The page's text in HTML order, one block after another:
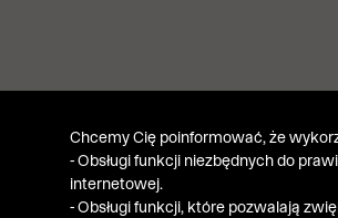
Chcemy Cię poinformować, że
- Obsługi funkcji niezbędnych do
internetowej.
- Obsługi funkcji, które pozwalają